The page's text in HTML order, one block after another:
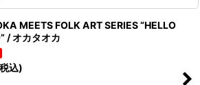
MEETS FOLK ART SERIES “HELLO
/ オカタオカ
込)